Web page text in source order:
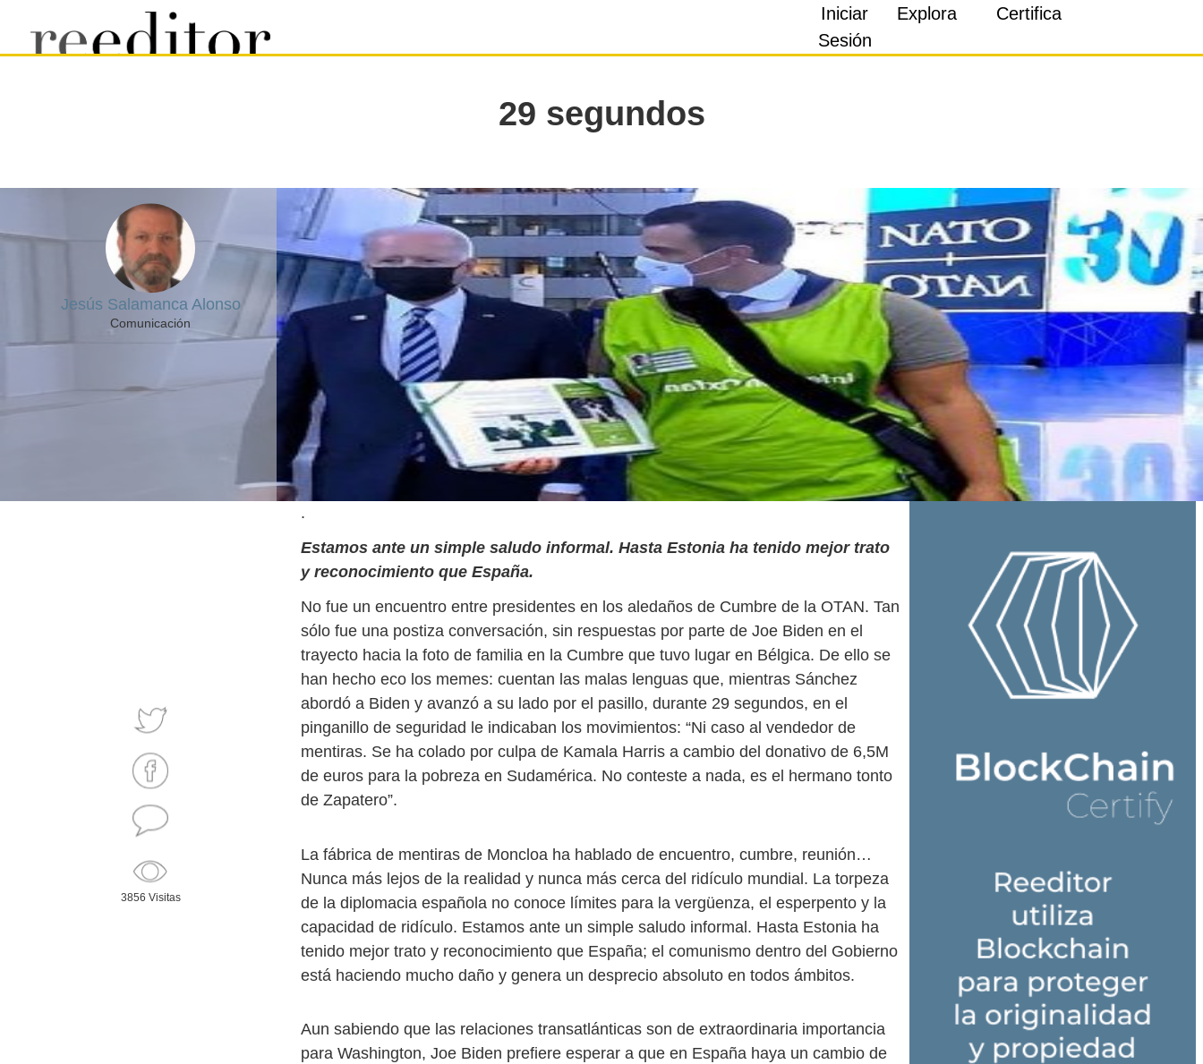
Iniciar
Sesión
Explora Certifica
Jesús Salamanca Alonso
Comunicación
29 segundos
3856 Visitas
.
Estamos ante un simple saludo informal. Hasta Estonia ha tenido mejor trato
y reconocimiento que España.
No fue un encuentro entre presidentes en los aledaños de Cumbre de la OTAN. Tan
sólo fue una postiza conversación, sin respuestas por parte de Joe Biden en el
trayecto hacia la foto de familia en la Cumbre que tuvo lugar en Bélgica. De ello se
han hecho eco los memes: cuentan las malas lenguas que, mientras Sánchez
abordó a Biden y avanzó a su lado por el pasillo, durante 29 segundos, en el
pinganillo de seguridad le indicaban los movimientos: “Ni caso al vendedor de
mentiras. Se ha colado por culpa de Kamala Harris a cambio del donativo de 6,5M
de euros para la pobreza en Sudamérica. No conteste a nada, es el hermano tonto
de Zapatero”.
La fábrica de mentiras de Moncloa ha hablado de encuentro, cumbre, reunión…
Nunca más lejos de la realidad y nunca más cerca del ridículo mundial. La torpeza
de la diplomacia española no conoce límites para la vergüenza, el esperpento y la
capacidad de ridículo. Estamos ante un simple saludo informal. Hasta Estonia ha
tenido mejor trato y reconocimiento que España; el comunismo dentro del Gobierno
está haciendo mucho daño y genera un desprecio absoluto en todos ámbitos.
Aun sabiendo que las relaciones transatlánticas son de extraordinaria importancia
para Washington, Joe Biden prefiere esperar a que en España haya un cambio de